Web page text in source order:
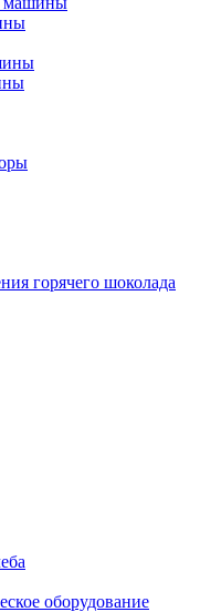
горячего шоколада
оборудование